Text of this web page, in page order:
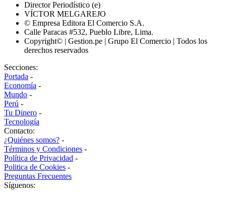
Director Periodístico (e)
VÍCTOR MELGAREJO
© Empresa Editora El Comercio S.A.
Calle Paracas #532, Pueblo Libre, Lima.
Copyright© | Gestion.pe | Grupo El Comercio | Todos los
derechos reservados
Secciones:
Portada -
Economía -
Mundo -
Perú -
Tu Dinero -
Tecnología
Contacto:
¿Quiénes somos? -
Términos y Condiciones -
Política de Privacidad -
Politica de Cookies -
Preguntas Frecuentes
Síguenos: